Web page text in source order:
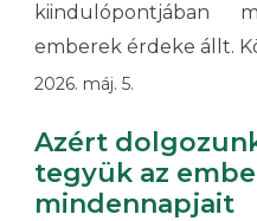
kiindulópontjában
emberek érdeke állt.
2026. máj. 5.
Azért
tegyük az
mindennapjait